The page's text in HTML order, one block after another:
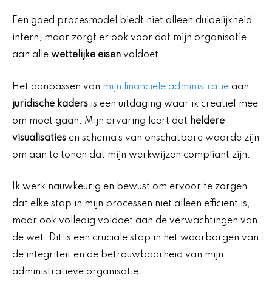
Een goed procesmodel biedt niet alleen duidelijkheid
intern, maar zorgt er ook voor dat mijn organisatie
aan alle wettelijke eisen voldoet.
Het aanpassen van mijn financiële administratie aan
juridische kaders is een uitdaging waar ik creatief mee
om moet gaan. Mijn ervaring leert dat heldere
visualisaties en schema’s van onschatbare waarde zijn
om aan te tonen dat mijn werkwijzen compliant zijn.
Ik werk nauwkeurig en bewust om ervoor te zorgen
dat elke stap in mijn processen niet alleen efficiënt is,
maar ook volledig voldoet aan de verwachtingen van
de wet. Dit is een cruciale stap in het waarborgen van
de integriteit en de betrouwbaarheid van mijn
administratieve organisatie.